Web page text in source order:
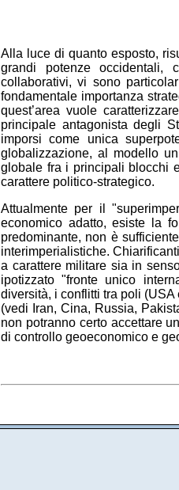
Alla luce di quanto esposto,
grandi potenze occidentali,
collaborativi, vi sono
fondamentale importanza
quest’area vuole
principale antagonista degli
imporsi come unica
globalizzazione, al modello
globale fra i principali blocchi
carattere politico-strategico.
Attualmente per il
economico adatto, esiste la
predominante, non è
interimperialistiche.
a carattere militare sia in
ipotizzato "fronte unico
diversità, i conflitti tra poli
(vedi Iran, Cina, Russia,
non potranno certo accettare
di controllo geoeconomico e